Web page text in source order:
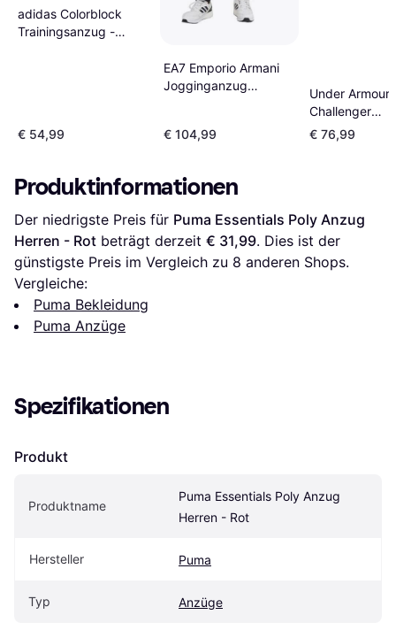
adidas Colorblock
Trainingsanzug -
€ 54,99
EA7 Emporio Armani
Jogginganzug
€ 104,99
Under Armour
Challenger
Herren -
€ 76,99
Produktinformationen
Der niedrigste Preis für Puma Essentials Poly Anzug
Herren - Rot beträgt derzeit € 31,99. Dies ist der
günstigste Preis im Vergleich zu 8 anderen Shops.
Vergleiche:
Puma Bekleidung
Puma Anzüge
Spezifikationen
Produkt
Produktname
Puma Essentials Poly Anzug
Herren - Rot
Hersteller Puma
Typ Anzüge